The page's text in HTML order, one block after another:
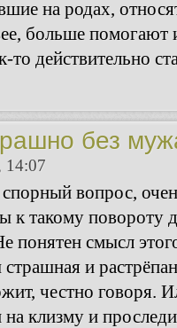
на родах,
больше помогают
действительно
без
14:07
вопрос,
к такому повороту
понятен смысл
и
честно говоря.
клизму и